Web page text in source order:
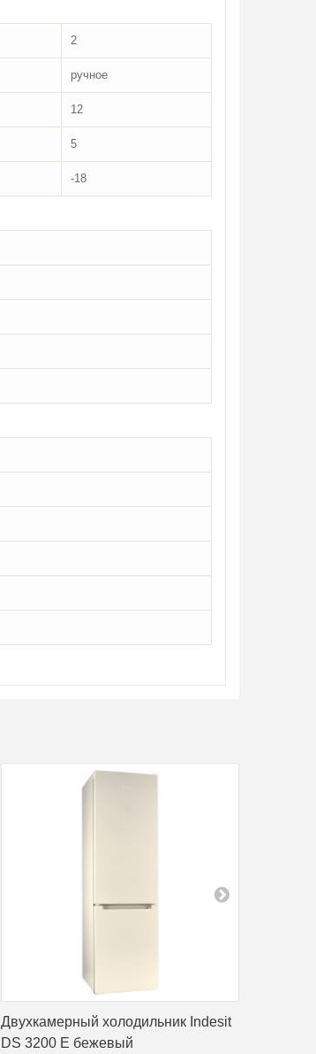
2
ручное
12
5
-18
Двухкамерный холодильник Indesit
DS 3200 E бежевый